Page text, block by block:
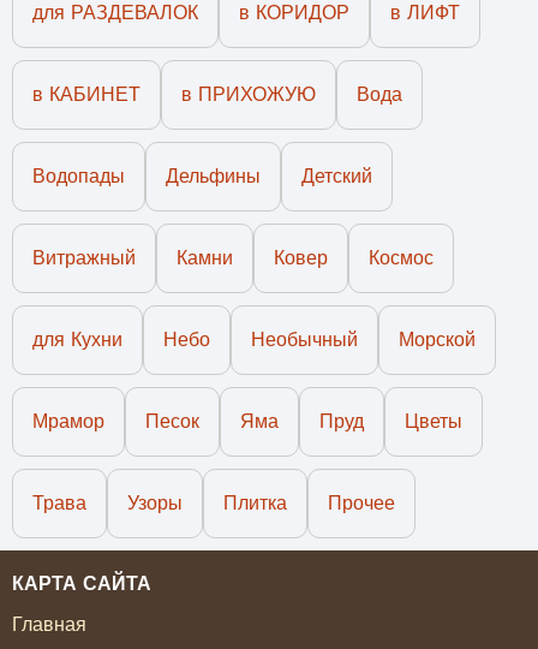
для РАЗДЕВАЛОК в КОРИДОР в ЛИФТ
в КАБИНЕТ в ПРИХОЖУЮ Вода
Водопады Дельфины Детский
Витражный Камни Ковер Космос
для Кухни Небо Необычный Морской
Мрамор Песок Яма Пруд Цветы
Трава Узоры Плитка Прочее
КАРТА САЙТА
Главная